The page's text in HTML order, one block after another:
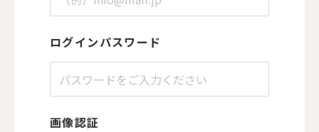
ログインパスワード
画像認証